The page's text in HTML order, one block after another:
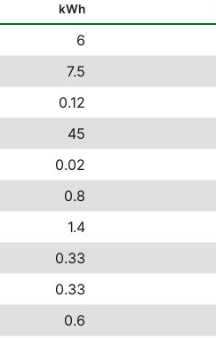
kWh
6
7.5
0.12
45
0.02
0.8
1.4
0.33
0.33
0.6